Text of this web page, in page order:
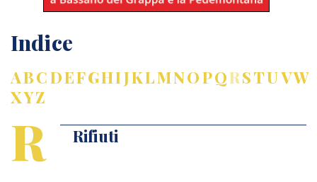
Indice
ABCDEFGHIJKLMNOPQRSTUVW
XYZ
R Rifiuti